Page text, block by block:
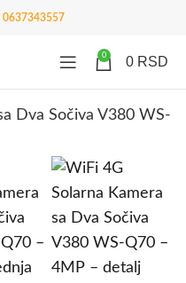
0637343557
0 0 RSD